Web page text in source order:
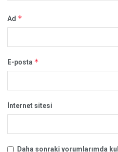
Ad *
E-posta *
İnternet sitesi
Daha sonraki yorumlarımda